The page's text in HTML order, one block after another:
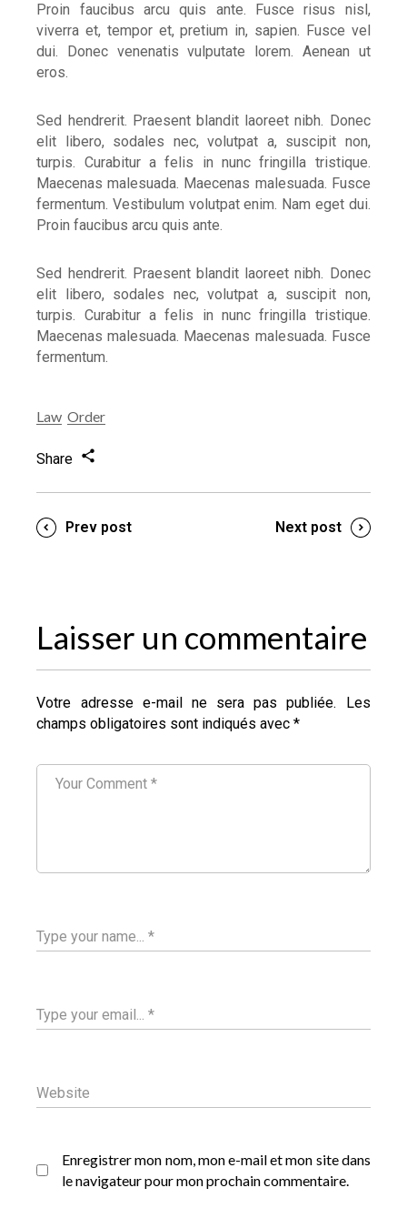
Proin faucibus arcu quis ante. Fusce risus nisl,
viverra et, tempor et, pretium in, sapien. Fusce vel
dui. Donec venenatis vulputate lorem. Aenean ut
eros.
Sed hendrerit. Praesent blandit laoreet nibh. Donec
elit libero, sodales nec, volutpat a, suscipit non,
turpis. Curabitur a felis in nunc fringilla tristique.
Maecenas malesuada. Maecenas malesuada. Fusce
fermentum. Vestibulum volutpat enim. Nam eget dui.
Proin faucibus arcu quis ante.
Sed hendrerit. Praesent blandit laoreet nibh. Donec
elit libero, sodales nec, volutpat a, suscipit non,
turpis. Curabitur a felis in nunc fringilla tristique.
Maecenas malesuada. Maecenas malesuada. Fusce
fermentum.
Law Order
Share
Prev post Next post
Laisser un commentaire
Votre adresse e-mail ne sera pas publiée.
Les
champs obligatoires sont indiqués avec*
Enregistrer mon nom, mon e-mail et mon site dans
le navigateur pour mon prochain commentaire.